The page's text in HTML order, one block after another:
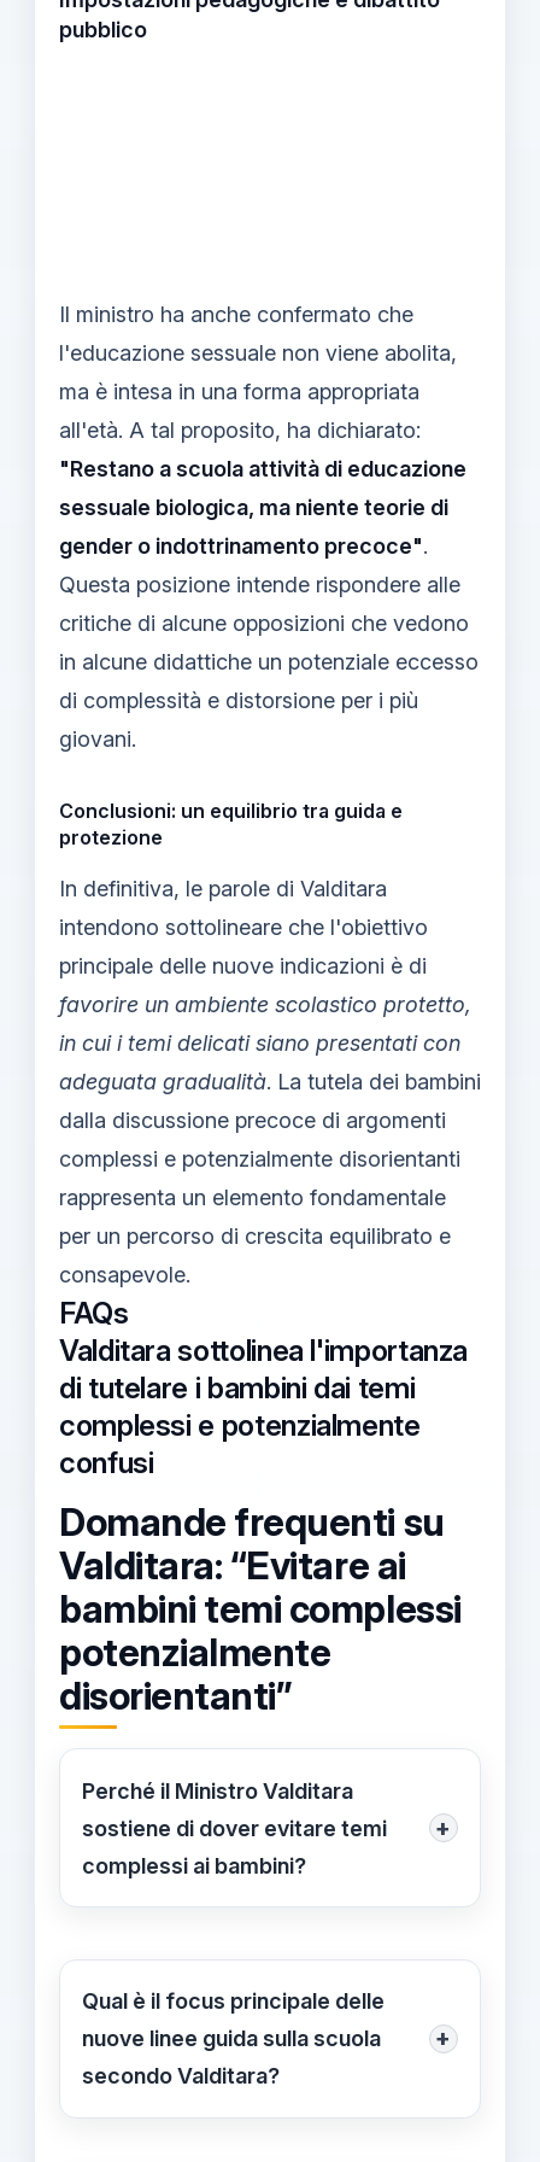
pubblico
Il ministro ha anche confermato che
l'educazione sessuale non viene abolita,
ma è intesa in una forma appropriata
all'età. A tal proposito, ha dichiarato:
"Restano a scuola attività di educazione
sessuale biologica, ma niente teorie di
gender o indottrinamento precoce".
Questa posizione intende rispondere alle
critiche di alcune opposizioni che vedono
in alcune didattiche un potenziale eccesso
di complessità e distorsione per i più
giovani.
Conclusioni: un equilibrio tra guida e
protezione
In definitiva, le parole di Valditara
intendono sottolineare che l'obiettivo
principale delle nuove indicazioni è di
favorire un ambiente scolastico protetto,
in cui i temi delicati siano presentati con
adeguata gradualità. La tutela dei bambini
dalla discussione precoce di argomenti
complessi e potenzialmente disorientanti
rappresenta un elemento fondamentale
per un percorso di crescita equilibrato e
consapevole.
FAQs
Valditara sottolinea l'importanza
di tutelare i bambini dai temi
complessi e potenzialmente
confusi
Domande frequenti su
Valditara: “Evitare ai
bambini temi complessi
potenzialmente
disorientanti”
Perché il Ministro Valditara
sostiene di dover evitare temi
complessi ai bambini?
+
Valditara ritiene che, per rispettare lo
fondamentale limitare l'esposizione in
età precoce a argomenti che
potrebbero creare confusione o
Qual è il focus principale delle
nuove linee guida sulla scuola
secondo Valditara?
+
Il ministro sottolinea che le linee